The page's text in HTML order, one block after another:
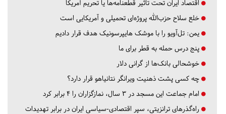
اقتصاد ایران تحت تاثیر قطعنامه‌ها یا تحریم‌ آمریکا
خلع سلاح حزب‌الله پروژه‌ای تحمیلی و آمریکایی است
یمن: تل‌آویو را با موشک هایپرسونیک هدف قرار دادیم
پنج درس‌ حمله به قطر برای ما
خوشحالی بانک‌ها از گرانی دلار
چه کسی پشت ذهنیت ویرانگر نتانیاهو قرار دارد؟
امام جماعت این مسجد در ۳ سال، نمازگزاران را ۴ برابر کرد
راه‌گذرهای ترانزیتی، سپر اقتصادی-سیاسی ایران در برابر تهدیدات